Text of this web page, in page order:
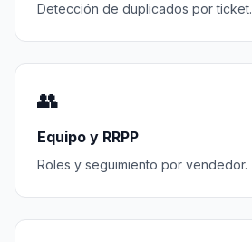
Detección de duplicados por ticket.
👥
Equipo y RRPP
Roles y seguimiento por vendedor.